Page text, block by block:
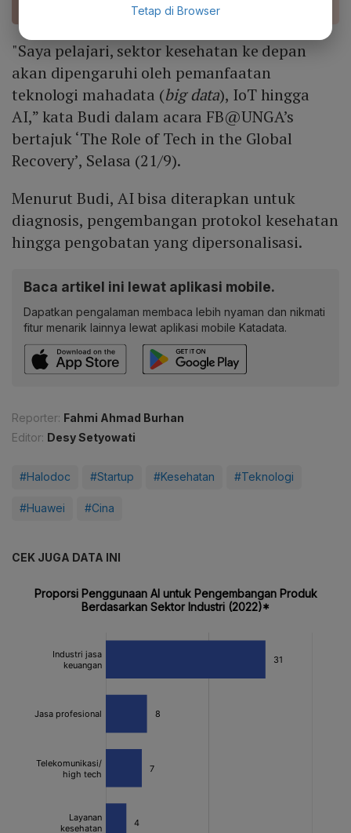
"Saya pelajari, sektor kesehatan ke depan
akan dipengaruhi oleh pemanfaatan
teknologi mahadata (big data), IoT hingga
AI,” kata Budi dalam acara FB@UNGA’s
bertajuk ‘The Role of Tech in the Global
Recovery’, Selasa (21/9).
Menurut Budi, AI bisa diterapkan untuk
diagnosis, pengembangan protokol kesehatan
hingga pengobatan yang dipersonalisasi.
Baca artikel ini lewat aplikasi mobile.
Dapatkan pengalaman membaca lebih nyaman dan nikmati
fitur menarik lainnya lewat aplikasi mobile Katadata.
Reporter: Fahmi Ahmad Burhan
Editor: Desy Setyowati
#Halodoc #Startup #Kesehatan #Teknologi
#Huawei #Cina
CEK JUGA DATA INI
Tetap di Browser